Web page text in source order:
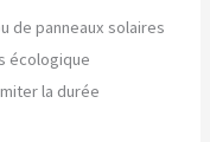
de panneaux solaires
écologique
la durée